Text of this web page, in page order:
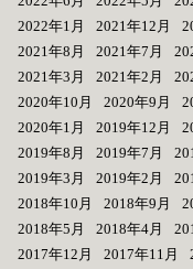
2022年1月
2021年12月
2021年8月
2021年7月
2021年3月
2021年2月
2020年10月
2020年9月
2020年1月
2019年12月
2019年8月
2019年7月
2019年3月
2019年2月
2018年10月
2018年9月
2018年5月
2018年4月
2017年12月
2017年11月